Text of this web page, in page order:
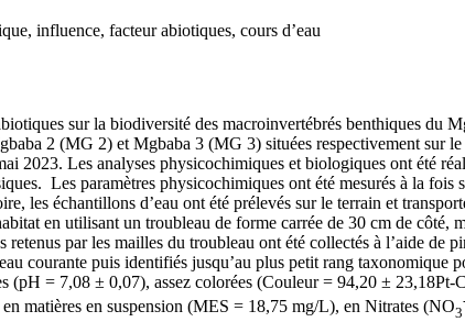
influence, facteur abiotiques, cours d’eau
sur la biodiversité des macroinvertébrés benthiques du
2 (MG 2) et Mgbaba 3 (MG 3) situées respectivement sur
2023. Les analyses physicochimiques et biologiques ont été
Les paramètres physicochimiques ont été mesurés à la
les échantillons d’eau ont été prélevés sur le terrain et
en utilisant un troubleau de forme carrée de 30 cm de
retenus par les mailles du troubleau ont été collectés à l’aide de
courante puis identifiés jusqu’au plus petit rang taxonomique
(pH = 7,08 ± 0,07), assez colorées (Couleur = 94,20 ±
matières en suspension (MES = 18,75 mg/L), en Nitrates (NO3